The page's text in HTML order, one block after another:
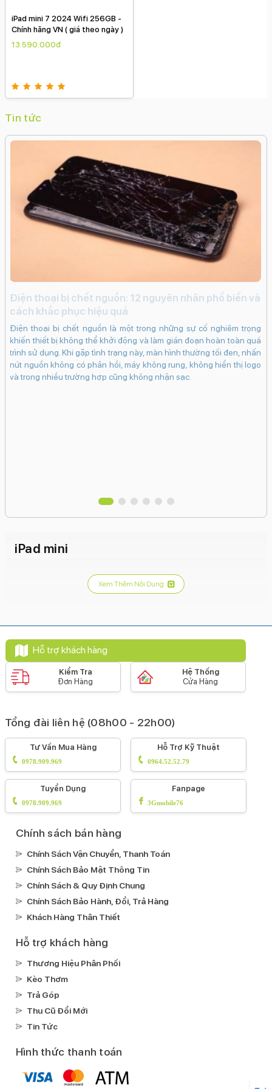
iPad mini 7 2024 Wifi 256GB -
Chính hãng VN ( giá theo ngày )
13.590.000đ
Tin tức
Điện thoại bị chết nguồn: 12 nguyên nhân phổ biến và
cách khắc phục hiệu quả
Điện thoại bị chết nguồn là một trong những sự cố nghiêm trọng
khiến thiết bị không thể khởi động và làm gián đoạn hoàn toàn quá
trình sử dụng. Khi gặp tình trạng này, màn hình thường tối đen, nhấn
nút nguồn không có phản hồi, máy không rung, không hiển thị logo
và trong nhiều trường hợp cũng không nhận sạc.
iPad mini
Xem Thêm Nội Dung
Hỗ trợ khách hàng
Kiểm Tra
Đơn Hàng
Hệ Thống
Cửa Hàng
Tổng đài liên hệ (08h00 - 22h00)
Tư Vấn Mua Hàng
0978.909.969
Hỗ Trợ Kỹ Thuật
0964.52.52.79
Tuyển Dụng
0978.909.969
Fanpage
3Gmobile76
Chính sách bán hàng
Chính Sách Vận Chuyển, Thanh Toán
Chính Sách Bảo Mật Thông Tin
Chính Sách & Quy Định Chung
Chính Sách Bảo Hành, Đổi, Trả Hàng
Khách Hàng Thân Thiết
Hỗ trợ khách hàng
Thương Hiệu Phân Phối
Kèo Thơm
Trả Góp
Thu Cũ Đổi Mới
Tin Tức
Hình thức thanh toán